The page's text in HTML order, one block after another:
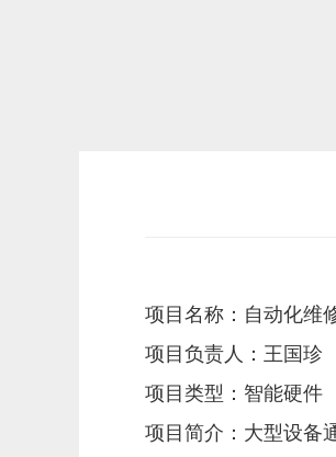
项目名称： 自动化维
项目负责人：王国珍
项目类型：智能硬件
项目简介： 大型设备